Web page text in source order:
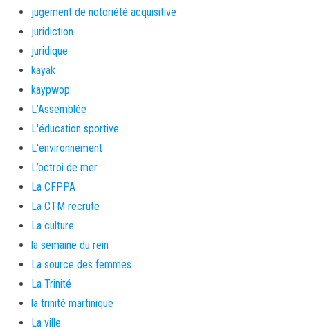
jugement de notoriété acquisitive
juridiction
juridique
kayak
kaypwop
L'Assemblée
L'éducation sportive
L'environnement
L’octroi de mer
La CFPPA
La CTM recrute
La culture
la semaine du rein
La source des femmes
La Trinité
la trinité martinique
La ville